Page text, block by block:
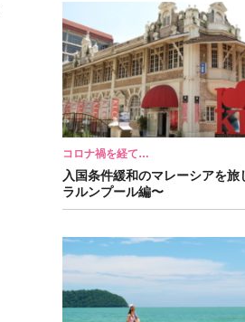
コロナ禍を経て…
入国条件緩和のマレーシアを旅
ラルンプール編〜